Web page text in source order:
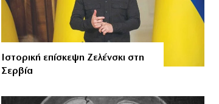
Ιστορική επίσκεψη Ζελένσκι στη
Σερβία